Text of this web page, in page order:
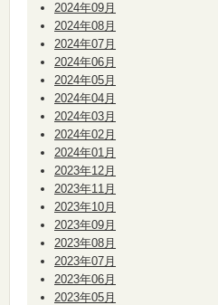
2024年09月
2024年08月
2024年07月
2024年06月
2024年05月
2024年04月
2024年03月
2024年02月
2024年01月
2023年12月
2023年11月
2023年10月
2023年09月
2023年08月
2023年07月
2023年06月
2023年05月